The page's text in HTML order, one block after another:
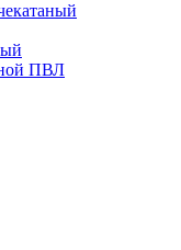
ПВЛ